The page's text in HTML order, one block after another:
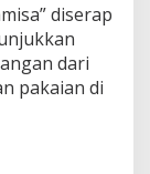
diserap
dari
pakaian di